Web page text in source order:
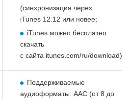
(синхронизация через
iTunes 12.12 или новее;
iTunes можно бесплатно
скачать
с сайта itunes.com/ru/download)
Поддерживаемые
аудиоформаты: AAC (от 8 до